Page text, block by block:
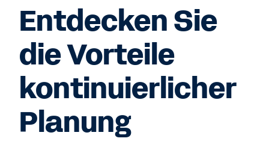
Vorteile
Branchen
Ressourcen
Kostenfreie Testversion
Entdecken Sie
die Vorteile
kontinuierlicher
Planung